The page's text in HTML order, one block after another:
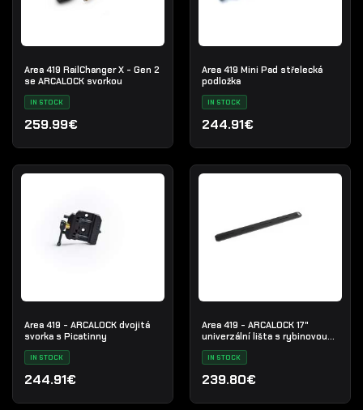
Area 419 RailChanger X - Gen 2
se ARCALOCK svorkou
IN STOCK
259.99€
Area 419 Mini Pad střelecká
podložka
IN STOCK
244.91€
Area 419 - ARCALOCK dvojitá
svorka s Picatinny
IN STOCK
244.91€
Area 419 - ARCALOCK 17"
univerzální lišta s rybinovou
IN STOCK
239.80€